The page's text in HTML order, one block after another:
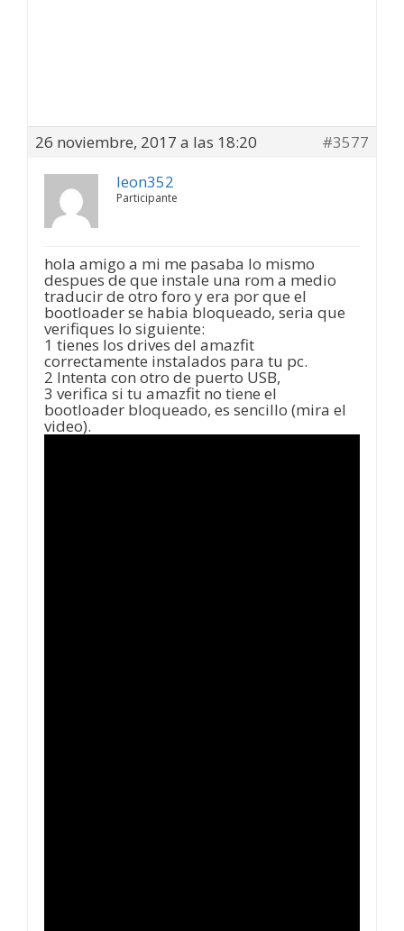
26 noviembre, 2017 a las 18:20
#3577
leon352
Participante
hola amigo a mi me pasaba lo mismo
despues de que instale una rom a medio
traducir de otro foro y era por que el
bootloader se habia bloqueado, seria que
verifiques lo siguiente:
1 tienes los drives del amazfit
correctamente instalados para tu pc.
2 Intenta con otro de puerto USB,
3 verifica si tu amazfit no tiene el
bootloader bloqueado, es sencillo (mira el
video).